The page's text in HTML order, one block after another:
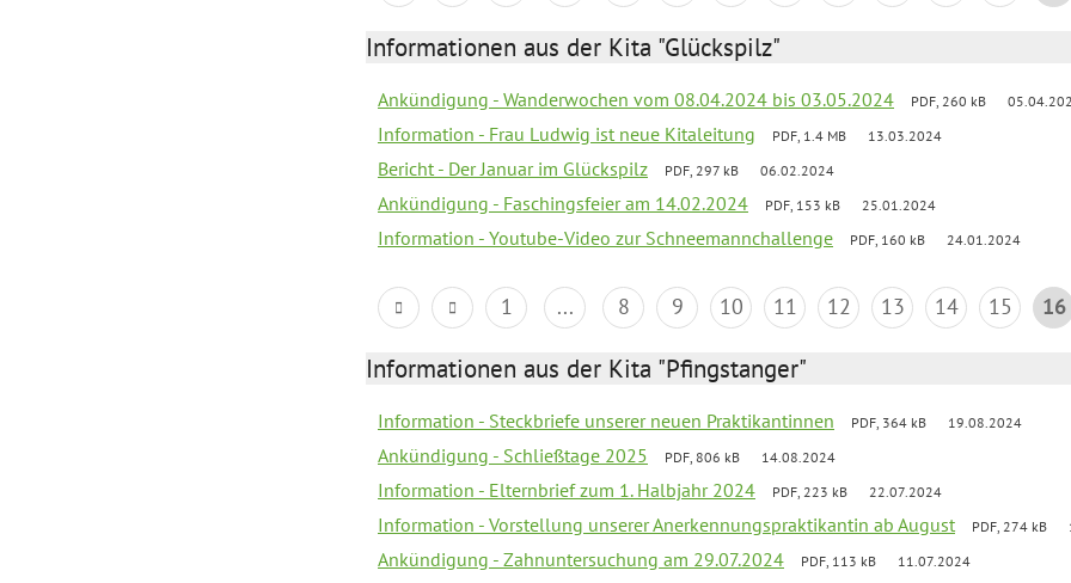
Informationen aus der Kita "Glückspilz"
Ankündigung - Wanderwochen vom 08.04.2024 bis 03.05.2024 PDF, 260 kB
Information - Frau Ludwig ist neue Kitaleitung PDF, 1.4 MB 13.03.2024
Bericht - Der Januar im Glückspilz PDF, 297 kB 06.02.2024
Ankündigung - Faschingsfeier am 14.02.2024 PDF, 153 kB 25.01.2024
Information - Youtube-Video zur Schneemannchallenge PDF, 160 kB 24.01.2024
1 ... 8 9 10 11 12 13 14 15 16
Informationen aus der Kita "Pfingstanger"
Information - Steckbriefe unserer neuen Praktikantinnen PDF, 364 kB 19.08.2024
Ankündigung - Schließtage 2025 PDF, 806 kB 14.08.2024
Information - Elternbrief zum 1. Halbjahr 2024 PDF, 223 kB 22.07.2024
Information - Vorstellung unserer Anerkennungspraktikantin ab August PDF, 274 kB
Ankündigung - Zahnuntersuchung am 29.07.2024 PDF, 113 kB 11.07.2024